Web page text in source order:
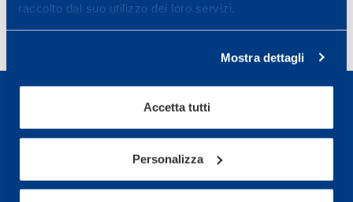
raccolto dal suo utilizzo dei loro servizi.
Mostra dettagli
Accetta tutti
Personalizza
Sport Service Mapei S.r.l. - Via Busto Fagnano 38,
21057 Olgiate Olona (Varese) Italia.